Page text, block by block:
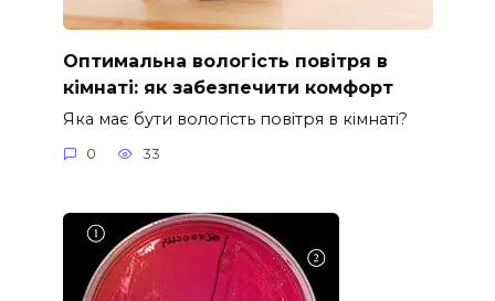
Оптимальна вологість повітря в
кімнаті: як забезпечити комфорт
Яка має бути вологість повітря в кімнаті?
0 33